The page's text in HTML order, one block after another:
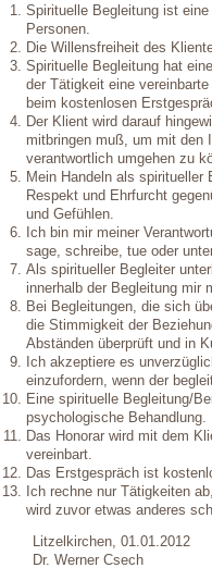
Spirituelle Begleitung ist
Personen.
Die Willensfreiheit des
Spirituelle Begleitung hat
der Tätigkeit eine
beim kostenlosen
Der Klient wird darauf
mitbringen muß, um mit den
verantwortlich umgehen zu
Mein Handeln als spiritueller
Respekt und Ehrfurcht
und Gefühlen.
Ich bin mir meiner
sage, schreibe, tue oder
Als spiritueller Begleiter
innerhalb der Begleitung mir
Bei Begleitungen, die sich
die Stimmigkeit der
Abständen überprüft und in
Ich akzeptiere es
einzufordern, wenn der
Eine spirituelle Begleitung/
psychologische Behandlung.
Das Honorar wird mit dem
vereinbart.
Das Erstgespräch ist
Ich rechne nur Tätigkeiten
wird zuvor etwas anderes
Litzelkirchen, 01.01.2012
Dr. Werner Csech